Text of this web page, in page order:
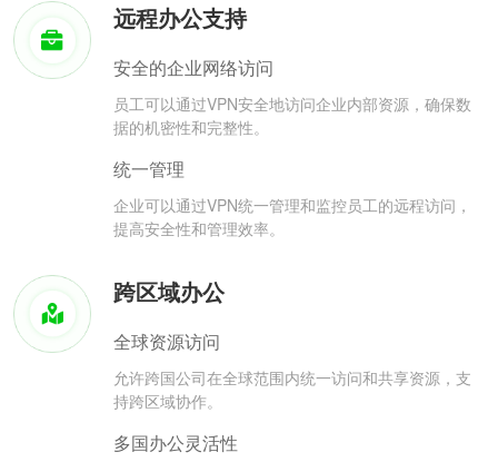
远程办公支持
安全的企业网络访问
员工可以通过VPN安全地访问企业内部资源，确保数
据的机密性和完整性。
统一管理
企业可以通过VPN统一管理和监控员工的远程访问，
提高安全性和管理效率。
跨区域办公
全球资源访问
允许跨国公司在全球范围内统一访问和共享资源，支
持跨区域协作。
多国办公灵活性